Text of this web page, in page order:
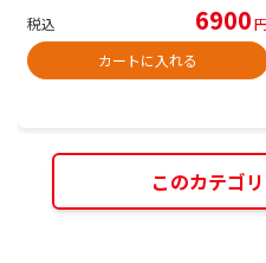
税込 6900
カートに入れる
このカテゴ